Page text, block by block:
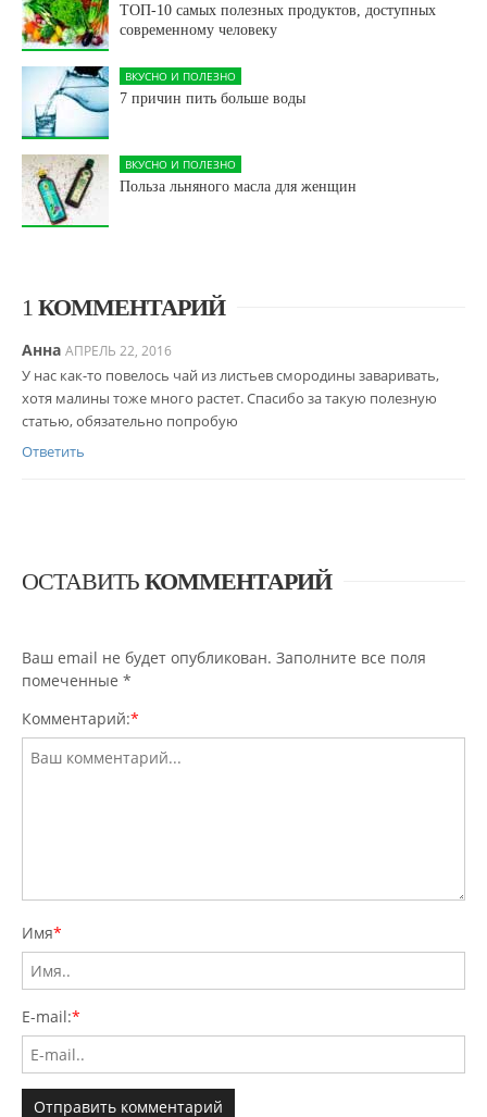
ТОП-10 самых полезных продуктов, доступных
современному человеку
ВКУСНО И ПОЛЕЗНО
7 причин пить больше воды
ВКУСНО И ПОЛЕЗНО
Польза льняного масла для женщин
1 КОММЕНТАРИЙ
Анна АПРЕЛЬ 22, 2016
У нас как-то повелось чай из листьев смородины заваривать,
хотя малины тоже много растет. Спасибо за такую полезную
статью, обязательно попробую
Ответить
ОСТАВИТЬ КОММЕНТАРИЙ
Ваш email не будет опубликован. Заполните все поля
помеченные *
Комментарий:*
Имя*
E-mail:*